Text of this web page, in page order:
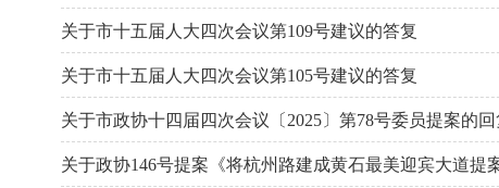
关于市十五届人大四次会议第109号建议的答复
关于市十五届人大四次会议第105号建议的答复
关于市政协十四届四次会议〔2025〕第78号委员提案的
关于政协146号提案《将杭州路建成黄石最美迎宾大道提